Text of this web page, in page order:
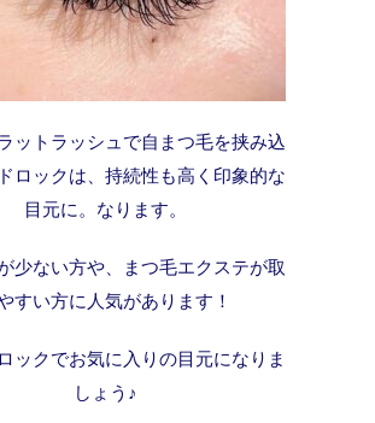
ットラッシュで自まつ毛を挟み込
ロックは、持続性も高く印象的な
目元に。なります。
少ない方や、まつ毛エクステが取
すい方に人気があります！
ックでお気に入りの目元になりま
しょう♪